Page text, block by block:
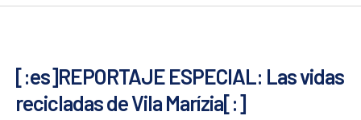
[:es]REPORTAJE ESPECIAL: Las vidas
recicladas de Vila Marízia[:]